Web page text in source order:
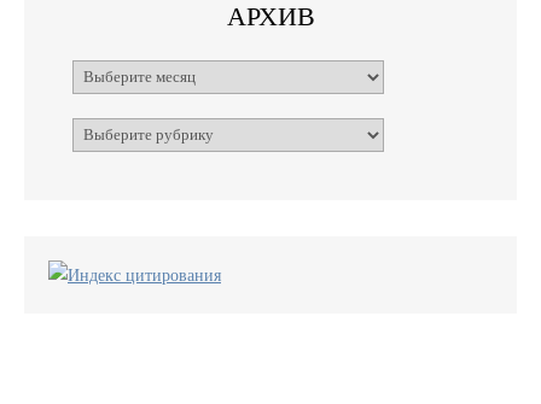
АРХИВ
Архивы
Рубрики